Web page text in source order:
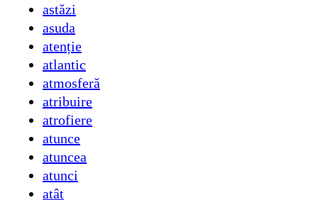
astăzi
asuda
atenție
atlantic
atmosferă
atribuire
atrofiere
atunce
atuncea
atunci
atât